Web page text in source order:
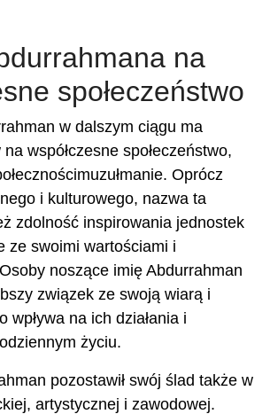
na
społeczeństwo
w dalszym ciągu ma
współczesne społeczeństwo,
Oprócz
i kulturowego, nazwa ta
zdolność inspirowania jednostek
ze swoimi wartościami i
noszące imię Abdurrahman
związek ze swoją wiarą i
wpływa na ich działania i
życiu.
pozostawił swój ślad także w
artystycznej i zawodowej.